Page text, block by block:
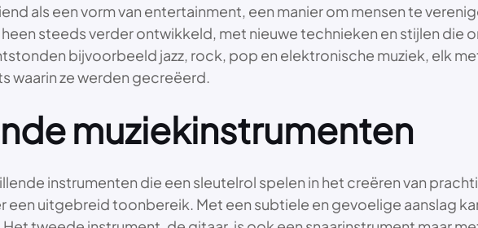
als een vorm van entertainment, een manier om mensen te
steeds verder ontwikkeld, met nieuwe technieken en stijlen die
bijvoorbeeld jazz, rock, pop en elektronische muziek, elk
waarin ze werden gecreëerd.
muziekinstrumenten
instrumenten die een sleutelrol spelen in het creëren van
een uitgebreid toonbereik. Met een subtiele en gevoelige aanslag